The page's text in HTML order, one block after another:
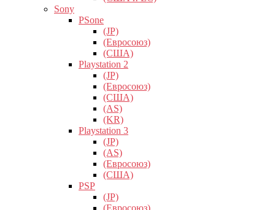
Sony
PSone
(JP)
(Евросоюз)
(США)
Playstation 2
(JP)
(Евросоюз)
(США)
(AS)
(KR)
Playstation 3
(JP)
(AS)
(Евросоюз)
(США)
PSP
(JP)